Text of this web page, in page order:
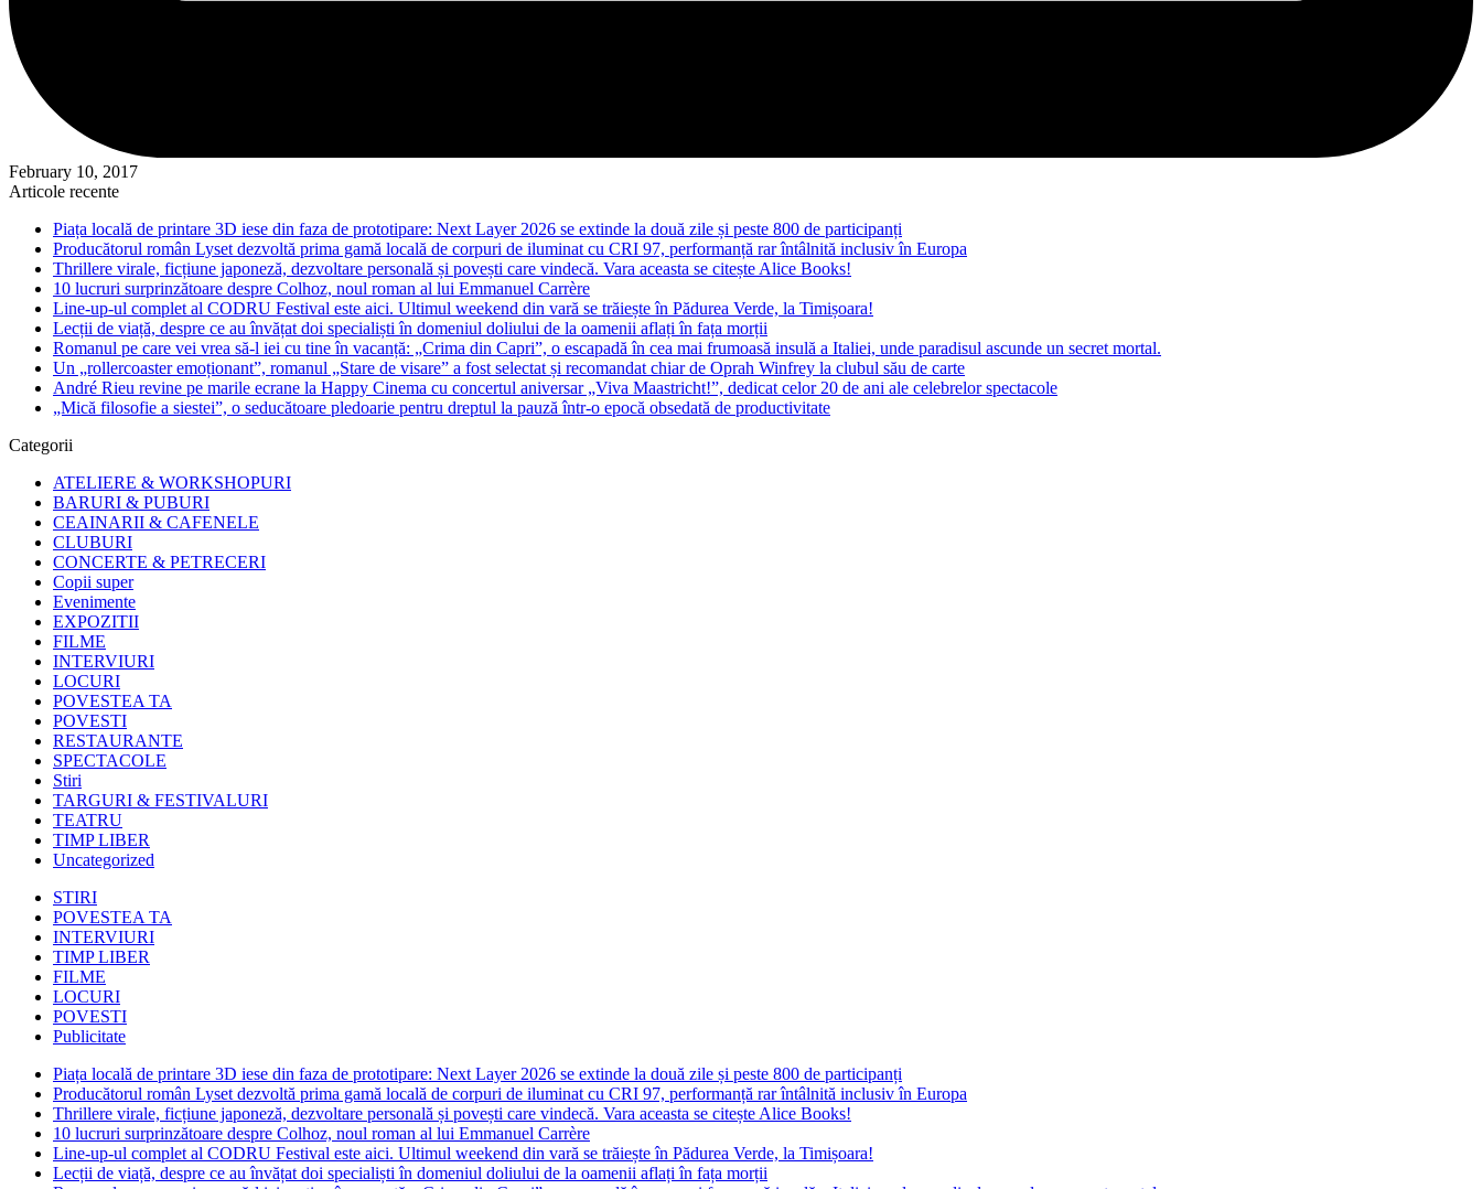
February 10, 2017
Articole recente
Piața locală de printare 3D iese din faza de prototipare: Next Layer 2026 se extinde la două zile și peste 800 de participanți
Producătorul român Lyset dezvoltă prima gamă locală de corpuri de iluminat cu CRI 97, performanță rar întâlnită inclusiv în Europa
Thrillere virale, ficțiune japoneză, dezvoltare personală și povești care vindecă. Vara aceasta se citește Alice Books!
10 lucruri surprinzătoare despre Colhoz, noul roman al lui Emmanuel Carrère
Line-up-ul complet al CODRU Festival este aici. Ultimul weekend din vară se trăiește în Pădurea Verde, la Timișoara!
Lecții de viață, despre ce au învățat doi specialiști în domeniul doliului de la oamenii aflați în fața morții
Romanul pe care vei vrea să-l iei cu tine în vacanță: „Crima din Capri”, o escapadă în cea mai frumoasă insulă a Italiei, unde paradisul ascunde un secret mortal.
Un „rollercoaster emoționant”, romanul „Stare de visare” a fost selectat și recomandat chiar de Oprah Winfrey la clubul său de carte
André Rieu revine pe marile ecrane la Happy Cinema cu concertul aniversar „Viva Maastricht!”, dedicat celor 20 de ani ale celebrelor spectacole
„Mică filosofie a siestei”, o seducătoare pledoarie pentru dreptul la pauză într-o epocă obsedată de productivitate
Categorii
ATELIERE & WORKSHOPURI
BARURI & PUBURI
CEAINARII & CAFENELE
CLUBURI
CONCERTE & PETRECERI
Copii super
Evenimente
EXPOZITII
FILME
INTERVIURI
LOCURI
POVESTEA TA
POVESTI
RESTAURANTE
SPECTACOLE
Stiri
TARGURI & FESTIVALURI
TEATRU
TIMP LIBER
Uncategorized
STIRI
POVESTEA TA
INTERVIURI
TIMP LIBER
FILME
LOCURI
POVESTI
Publicitate
Piața locală de printare 3D iese din faza de prototipare: Next Layer 2026 se extinde la două zile și peste 800 de participanți
Producătorul român Lyset dezvoltă prima gamă locală de corpuri de iluminat cu CRI 97, performanță rar întâlnită inclusiv în Europa
Thrillere virale, ficțiune japoneză, dezvoltare personală și povești care vindecă. Vara aceasta se citește Alice Books!
10 lucruri surprinzătoare despre Colhoz, noul roman al lui Emmanuel Carrère
Line-up-ul complet al CODRU Festival este aici. Ultimul weekend din vară se trăiește în Pădurea Verde, la Timișoara!
Lecții de viață, despre ce au învățat doi specialiști în domeniul doliului de la oamenii aflați în fața morții